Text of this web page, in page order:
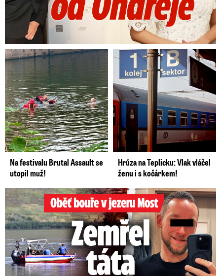
Na festivalu Brutal Assault se
utopil muž!
Hrůza na Teplicku: Vlak vláčel
ženu i s kočárkem!
Oběť bouře v jezeru Most: Zemřel táta Dominik (†28)